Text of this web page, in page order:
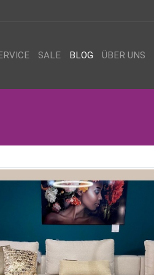
SALE BLOG ÜBER UNS